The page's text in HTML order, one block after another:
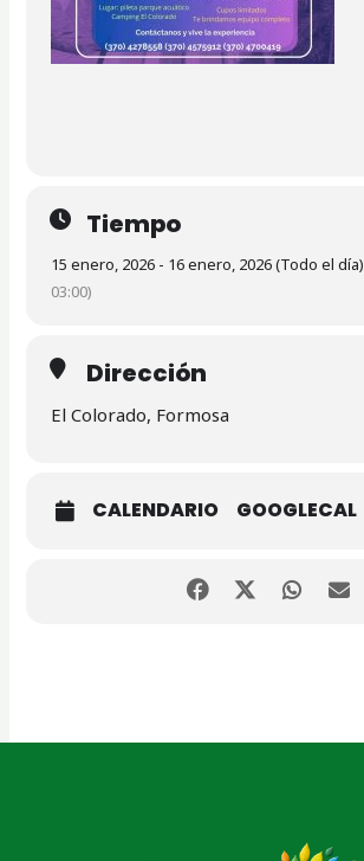
Tiempo
15 enero, 2026 - 16 enero, 2026 (Todo el día)
03:00)
Dirección
El Colorado, Formosa
CALENDARIO GOOGLECAL